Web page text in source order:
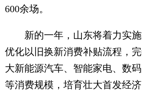
600余场。
新的一年，山东将着力实施
优化以旧换新消费补贴流程，
大新能源汽车、智能家电、数
等消费规模，培育壮大首发经